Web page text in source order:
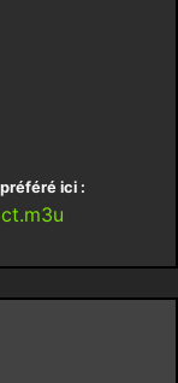
ici :